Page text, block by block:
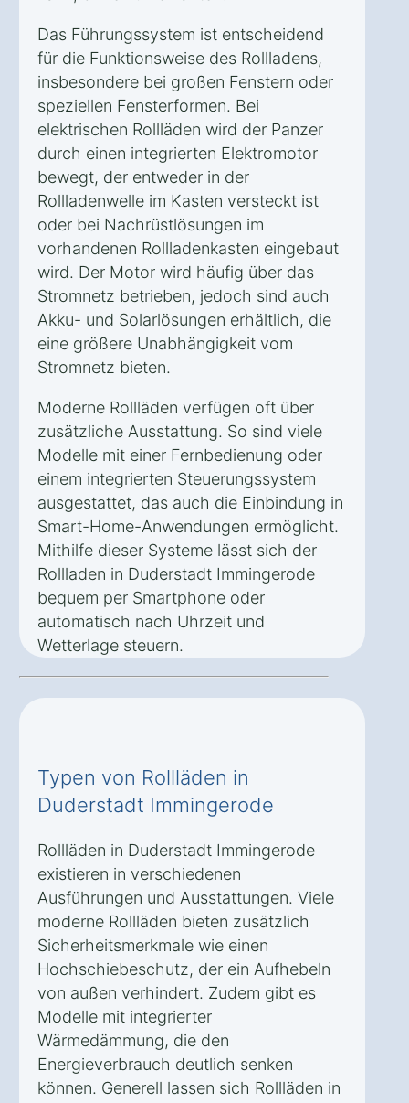
Das Führungssystem ist entscheidend
für die Funktionsweise des Rollladens,
insbesondere bei großen Fenstern oder
speziellen Fensterformen. Bei
elektrischen Rollläden wird der Panzer
durch einen integrierten Elektromotor
bewegt, der entweder in der
Rollladenwelle im Kasten versteckt ist
oder bei Nachrüstlösungen im
vorhandenen Rollladenkasten eingebaut
wird. Der Motor wird häufig über das
Stromnetz betrieben, jedoch sind auch
Akku- und Solarlösungen erhältlich, die
eine größere Unabhängigkeit vom
Stromnetz bieten.
Moderne Rollläden verfügen oft über
zusätzliche Ausstattung. So sind viele
Modelle mit einer Fernbedienung oder
einem integrierten Steuerungssystem
ausgestattet, das auch die Einbindung in
Smart-Home-Anwendungen ermöglicht.
Mithilfe dieser Systeme lässt sich der
Rollladen in Duderstadt Immingerode
bequem per Smartphone oder
automatisch nach Uhrzeit und
Wetterlage steuern.
Typen von Rollläden in
Duderstadt Immingerode
Rollläden in Duderstadt Immingerode
existieren in verschiedenen
Ausführungen und Ausstattungen. Viele
moderne Rollläden bieten zusätzlich
Sicherheitsmerkmale wie einen
Hochschiebeschutz, der ein Aufhebeln
von außen verhindert. Zudem gibt es
Modelle mit integrierter
Wärmedämmung, die den
Energieverbrauch deutlich senken
können. Generell lassen sich Rollläden in